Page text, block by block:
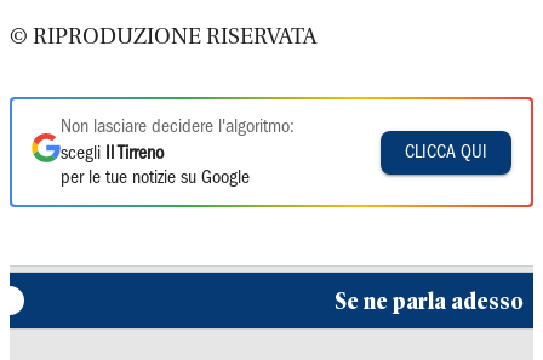
© RIPRODUZIONE RISERVATA
Non lasciare decidere l'algoritmo:
scegli
Il Tirreno
per le tue notizie su Google
CLICCA QUI
Se ne parla adesso